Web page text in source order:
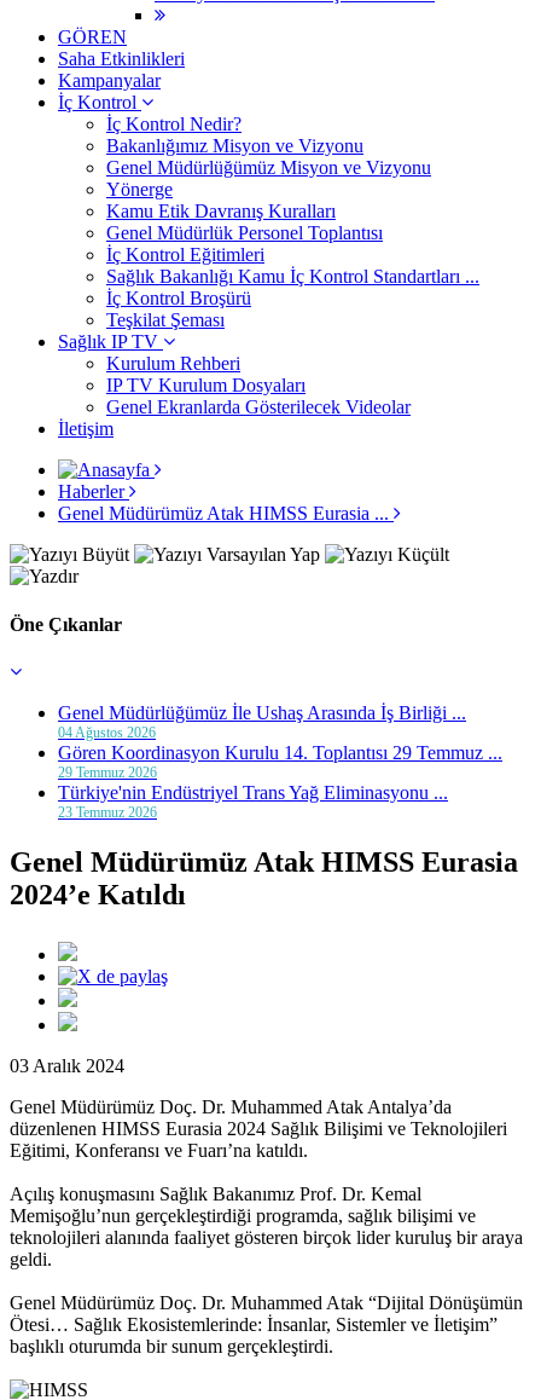
GÖREN
Saha Etkinlikleri
Kampanyalar
İç Kontrol
İç Kontrol Nedir?
Bakanlığımız Misyon ve Vizyonu
Genel Müdürlüğümüz Misyon ve Vizyonu
Yönerge
Kamu Etik Davranış Kuralları
Genel Müdürlük Personel Toplantısı
İç Kontrol Eğitimleri
Sağlık Bakanlığı Kamu İç Kontrol Standartları ...
İç Kontrol Broşürü
Teşkilat Şeması
Sağlık IP TV
Kurulum Rehberi
IP TV Kurulum Dosyaları
Genel Ekranlarda Gösterilecek Videolar
İletişim
Haberler
Genel Müdürümüz Atak HIMSS Eurasia ...
Öne Çıkanlar
Genel Müdürlüğümüz İle Ushaş Arasında İş Birliği ...
04 Ağustos 2026
Gören Koordinasyon Kurulu 14. Toplantısı 29 Temmuz ...
29 Temmuz 2026
Türkiye'nin Endüstriyel Trans Yağ Eliminasyonu ...
23 Temmuz 2026
Genel Müdürümüz Atak HIMSS Eurasia
2024’e Katıldı
03 Aralık 2024
Genel Müdürümüz Doç. Dr. Muhammed Atak Antalya’da
düzenlenen HIMSS Eurasia 2024 Sağlık Bilişimi ve Teknolojileri
Eğitimi, Konferansı ve Fuarı’na katıldı.
Açılış konuşmasını Sağlık Bakanımız Prof. Dr. Kemal
Memişoğlu’nun gerçekleştirdiği programda, sağlık bilişimi ve
teknolojileri alanında faaliyet gösteren birçok lider kuruluş bir araya
geldi.
Genel Müdürümüz Doç. Dr. Muhammed Atak “Dijital Dönüşümün
Ötesi… Sağlık Ekosistemlerinde: İnsanlar, Sistemler ve İletişim”
başlıklı oturumda bir sunum gerçekleştirdi.